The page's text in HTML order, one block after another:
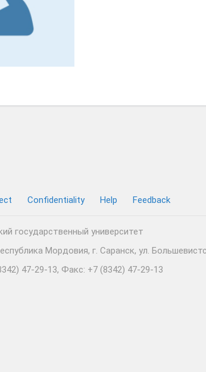
Confidentiality Help Feedback
государственный университет
Мордовия, г. Саранск, ул.
47-29-13, Факс: +7 (8342) 47-29-13